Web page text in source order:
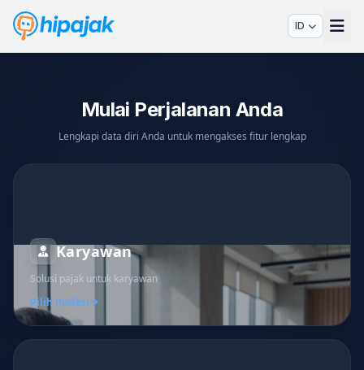
ID
Mulai Perjalanan Anda
Lengkapi data diri Anda untuk mengakses fitur lengkap
Karyawan
Solusi pajak untuk karyawan
Pilih Profesi